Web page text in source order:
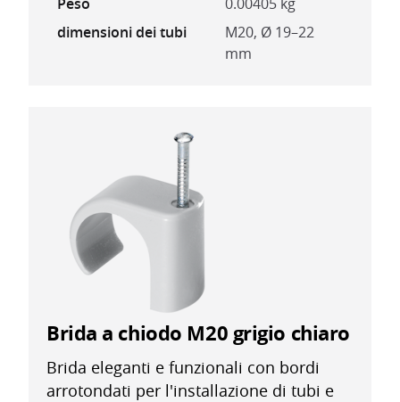
dimensioni dei tubi
M20, Ø 19–22
mm
Brida a chiodo M20 grigio chiaro
Brida eleganti e funzionali con bordi
arrotondati per l'installazione di tubi e